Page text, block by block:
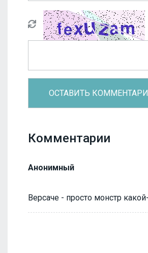
Комментарии
Анонимный
Версаче - просто монстр